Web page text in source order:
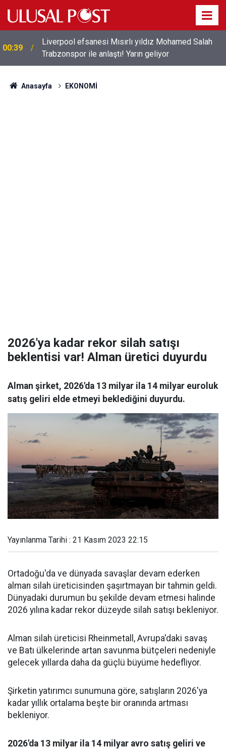
00:39
Liverpool efsanesi Mısırlı yıldız Mohamed Salah
Trabzonspor ile anlaştı! Yarın geliyor
Anasayfa EKONOMİ
2026'ya kadar rekor silah satışı
beklentisi var! Alman üretici duyurdu
Alman şirket, 2026'da 13 milyar ila 14 milyar euroluk
satış geliri elde etmeyi beklediğini duyurdu.
Yayınlanma Tarihi : 21 Kasım 2023 22:15
Ortadoğu'da ve dünyada savaşlar devam ederken
alman silah üreticisinden şaşırtmayan bir tahmin geldi.
Dünyadaki durumun bu şekilde devam etmesi halinde
2026 yılına kadar rekor düzeyde silah satışı bekleniyor.
Alman silah üreticisi Rheinmetall, Avrupa'daki savaş
ve Batı ülkelerinde artan savunma bütçeleri nedeniyle
gelecek yıllarda daha da güçlü büyüme hedefliyor.
Şirketin yatırımcı sunumuna göre, satışların 2026'ya
kadar yıllık ortalama beşte bir oranında artması
bekleniyor.
2026'da 13 milyar ila 14 milyar avro satış geliri ve